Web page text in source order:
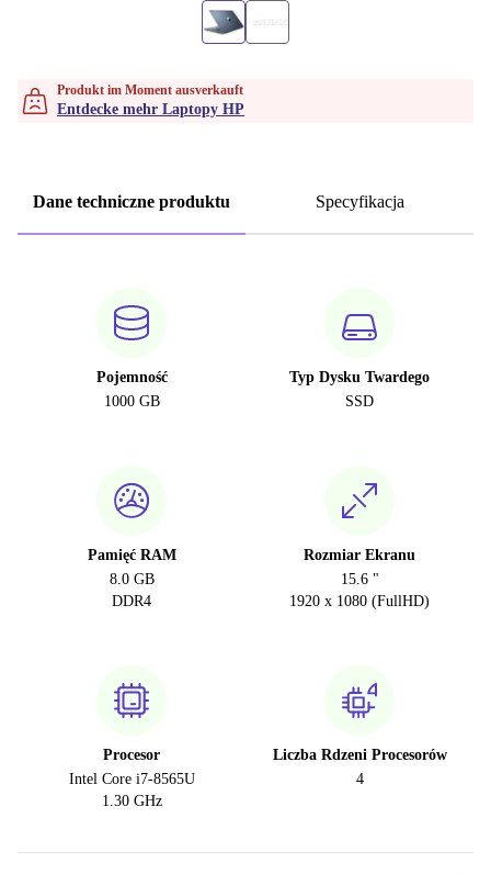
Produkt im Moment ausverkauft
Entdecke mehr Laptopy HP
Dane techniczne produktu Specyfikacja
Pojemność
1000 GB
Typ Dysku Twardego
SSD
Pamięć RAM
8.0 GB
DDR4
Rozmiar Ekranu
15.6 "
1920 x 1080 (FullHD)
Procesor
Intel Core i7-8565U
1.30 GHz
Liczba Rdzeni Procesorów
4